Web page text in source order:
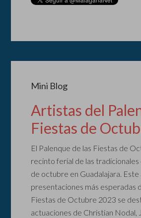
Mini Blog
Artistas del
Fiestas de
El Palenque de las Fiestas de
recinto ferial de las
de octubre en Guadalajara. Este
presentaciones más esperadas
Fiestas de Octubre 2023 se
actuaciones de Christian Nodal,